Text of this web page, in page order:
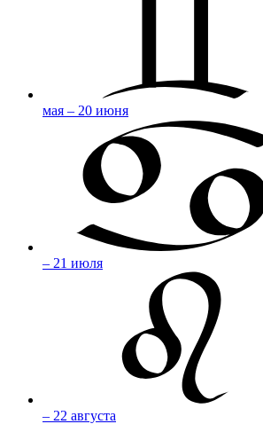
мая – 20 июня
– 21 июля
– 22 августа